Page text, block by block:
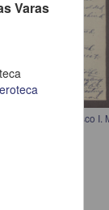
poema a Francisco I.
Varas